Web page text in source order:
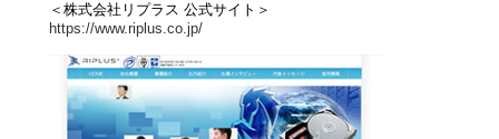
＜株式会社リプラス 公式サイト＞
https://www.riplus.co.jp/